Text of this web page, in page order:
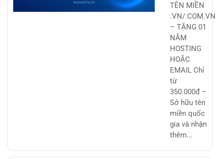
HOSTING
HOẶC
TÊN MIỀN
.VN/.COM.VN
– TẶNG 01
NĂM
HOSTING
HOẶC
EMAIL Chỉ
từ
350.000đ –
Sở hữu tên
miền quốc
gia và nhận
thêm...